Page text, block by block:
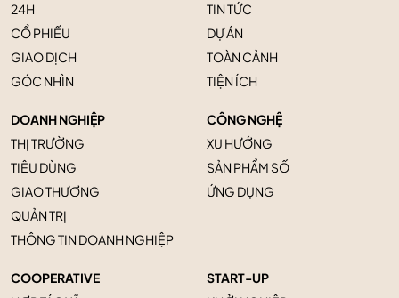
24H
CỔ PHIẾU
GIAO DỊCH
GÓC NHÌN
TIN TỨC
DỰ ÁN
TOÀN CẢNH
TIỆN ÍCH
DOANH NGHIỆP
THỊ TRƯỜNG
TIÊU DÙNG
GIAO THƯƠNG
QUẢN TRỊ
THÔNG TIN DOANH NGHIỆP
CÔNG NGHỆ
XU HƯỚNG
SẢN PHẨM SỐ
ỨNG DỤNG
COOPERATIVE
START-UP